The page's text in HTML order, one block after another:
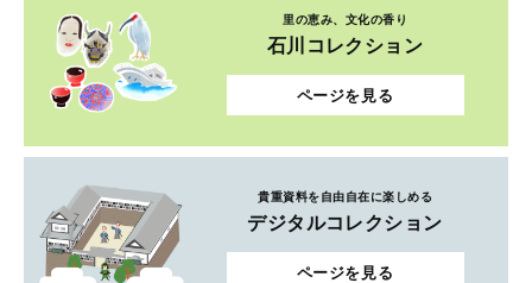
里の恵み、文化の香り
石川コレクション
ページを見る
貴重資料を自由自在に楽しめる
デジタルコレクション
ページを見る